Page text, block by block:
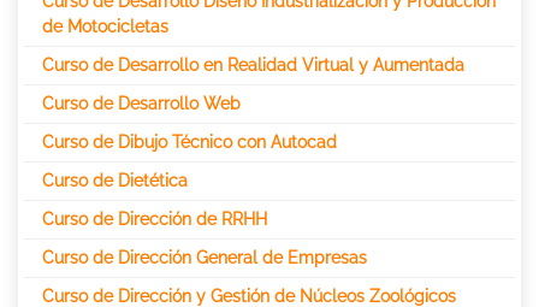
de Motocicletas
Curso de Desarrollo en Realidad Virtual y Aumentada
Curso de Desarrollo Web
Curso de Dibujo Técnico con Autocad
Curso de Dietética
Curso de Dirección de RRHH
Curso de Dirección General de Empresas
Curso de Dirección y Gestión de Núcleos Zoológicos